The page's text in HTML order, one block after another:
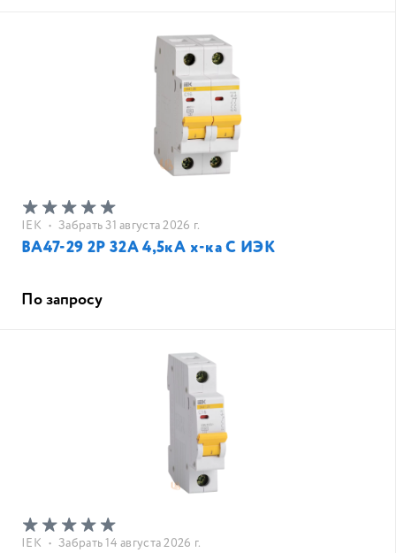
IEK • Забрать 31 августа 2026 г.
ВА47-29 2Р 32А 4,5кА х-ка С ИЭК
По запросу
IEK • Забрать 14 августа 2026 г.